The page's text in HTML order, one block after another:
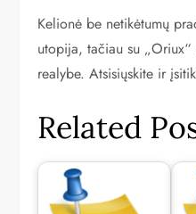
Kelionė be netikėtumų
utopija, tačiau su
realybe. Atsisiųskite ir
Related